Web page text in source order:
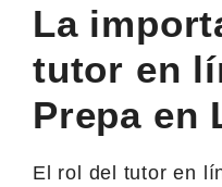
La
tutor en
Prepa en
El rol del tutor en